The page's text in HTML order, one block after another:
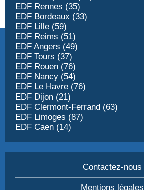
EDF Rennes (35)
EDF Bordeaux (33)
EDF Lille (59)
EDF Reims (51)
EDF Angers (49)
EDF Tours (37)
EDF Rouen (76)
EDF Nancy (54)
EDF Le Havre (76)
EDF Dijon (21)
EDF Clermont-Ferrand (63)
EDF Limoges (87)
EDF Caen (14)
Contactez-nous
Mentions légales